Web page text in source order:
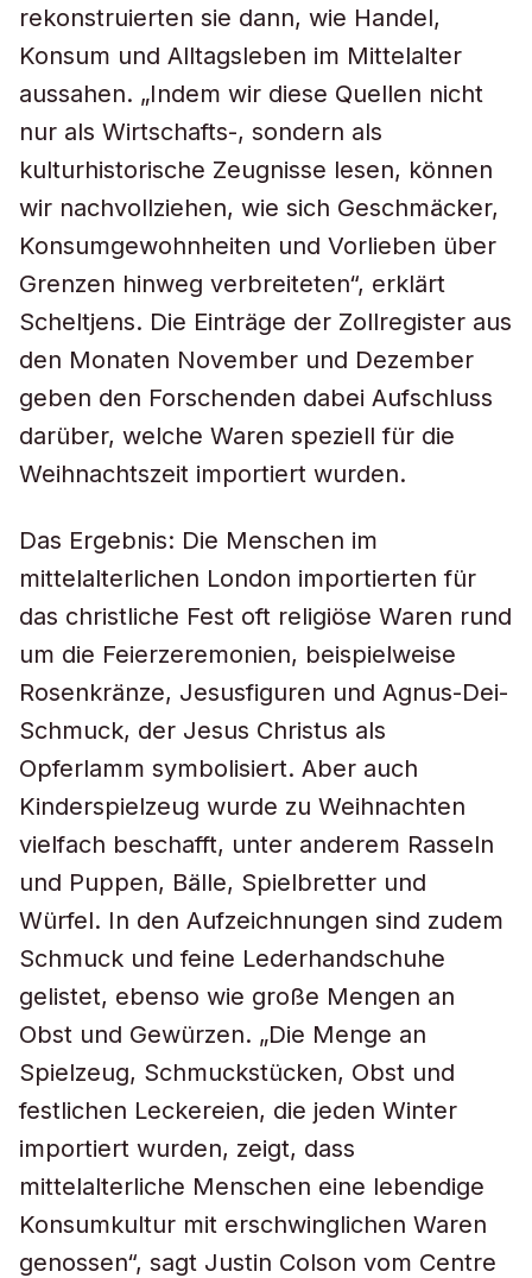
rekonstruierten sie dann, wie Handel,
Konsum und Alltagsleben im Mittelalter
aussahen. „Indem wir diese Quellen nicht
nur als Wirtschafts-, sondern als
kulturhistorische Zeugnisse lesen, können
wir nachvollziehen, wie sich Geschmäcker,
Konsumgewohnheiten und Vorlieben über
Grenzen hinweg verbreiteten“, erklärt
Scheltjens. Die Einträge der Zollregister aus
den Monaten November und Dezember
geben den Forschenden dabei Aufschluss
darüber, welche Waren speziell für die
Weihnachtszeit importiert wurden.
Das Ergebnis: Die Menschen im
mittelalterlichen London importierten für
das christliche Fest oft religiöse Waren rund
um die Feierzeremonien, beispielweise
Rosenkränze, Jesusfiguren und Agnus-Dei-
Schmuck, der Jesus Christus als
Opferlamm symbolisiert. Aber auch
Kinderspielzeug wurde zu Weihnachten
vielfach beschafft, unter anderem Rasseln
und Puppen, Bälle, Spielbretter und
Würfel. In den Aufzeichnungen sind zudem
Schmuck und feine Lederhandschuhe
gelistet, ebenso wie große Mengen an
Obst und Gewürzen. „Die Menge an
Spielzeug, Schmuckstücken, Obst und
festlichen Leckereien, die jeden Winter
importiert wurden, zeigt, dass
mittelalterliche Menschen eine lebendige
Konsumkultur mit erschwinglichen Waren
genossen“, sagt Justin Colson vom Centre